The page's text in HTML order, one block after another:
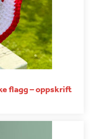
flagg – oppskrift